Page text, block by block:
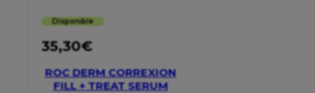
Disponible
35,30€
ROC DERM CORREXION
FILL + TREAT SERUM